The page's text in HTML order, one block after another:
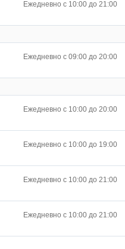
Ежедневно с 10:00 до 21:00
Ежедневно с 09:00 до 20:00
Ежедневно с 10:00 до 20:00
Ежедневно с 10:00 до 19:00
Ежедневно с 10:00 до 21:00
Ежедневно с 10:00 до 21:00